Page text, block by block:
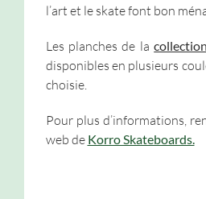
l’art et le skate font bon
Les planches de la
disponibles en plusieurs
choisie.
Pour plus d’informations,
web de Korro Skateboards.